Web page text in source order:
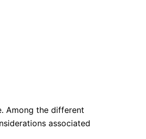
Among the different
associated